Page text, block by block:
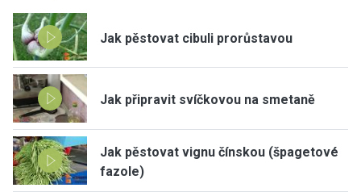
Jak pěstovat cibuli prorůstavou
Jak připravit svíčkovou na smetaně
Jak pěstovat vignu čínskou (špagetové
fazole)